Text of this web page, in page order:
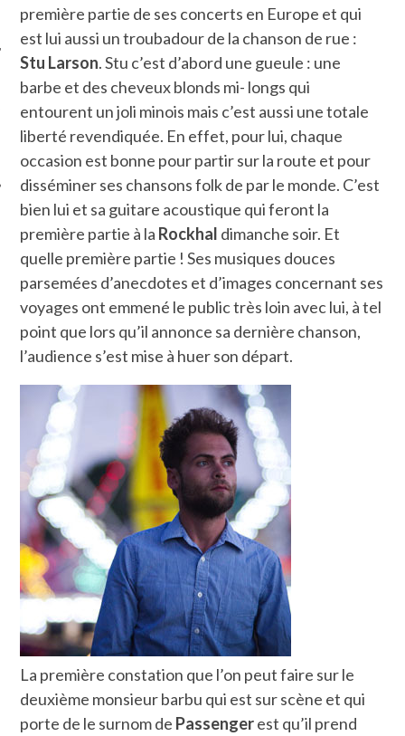
SOCIAUX
première partie de ses concerts en Europe et qui
est lui aussi un troubadour de la chanson de rue :
Stu Larson. Stu c’est d’abord une gueule : une
barbe et des cheveux blonds mi- longs qui
entourent un joli minois mais c’est aussi une totale
liberté revendiquée. En effet, pour lui, chaque
occasion est bonne pour partir sur la route et pour
disséminer ses chansons folk de par le monde. C’est
bien lui et sa guitare acoustique qui feront la
première partie à la Rockhal dimanche soir. Et
quelle première partie ! Ses musiques douces
parsemées d’anecdotes et d’images concernant ses
voyages ont emmené le public très loin avec lui, à tel
point que lors qu’il annonce sa dernière chanson,
l’audience s’est mise à huer son départ.
La première constation que l’on peut faire sur le
deuxième monsieur barbu qui est sur scène et qui
porte de le surnom de Passengerest qu’il prend